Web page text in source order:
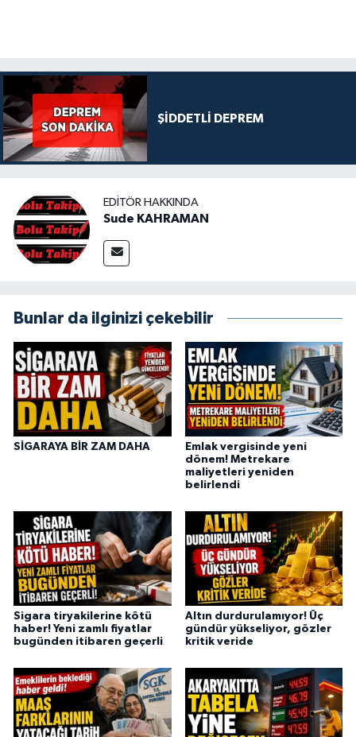
ŞİDDETLİ DEPREM
EDITÖR HAKKINDA
Sude KAHRAMAN
Bunlar da ilginizi çekebilir
SİGARAYA BİR ZAM DAHA
Emlak vergisinde yeni
dönem! Metrekare
maliyetleri yeniden
belirlendi
Sigara tiryakilerine kötü
haber! Yeni zamlı fiyatlar
bugünden itibaren geçerli
Altın durdurulamıyor! Üç
gündür yükseliyor, gözler
kritik veride